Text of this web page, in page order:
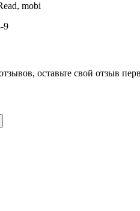
mobi
9
оставьте свой отзыв